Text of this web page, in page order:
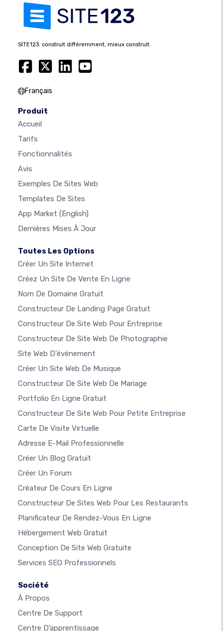
SITE123: construit différemment, mieux construit.
Français
Produit
Accueil
Tarifs
Fonctionnalités
Avis
Exemples De Sites Web
Templates De Sites
App Market (English)
Dernières Mises À Jour
Toutes Les Options
Créer Un Site Internet
Créez Un Site De Vente En Ligne
Nom De Domaine Gratuit
Constructeur De Landing Page Gratuit
Constructeur De Site Web Pour Entreprise
Constructeur De Site Web De Photographie
Site Web D'événement
Créer Un Site Web De Musique
Constructeur De Site Web De Mariage
Portfolio En Ligne Gratuit
Constructeur De Site Web Pour Petite Entreprise
Carte De Visite Virtuelle
Adresse E-Mail Professionnelle
Créer Un Blog Gratuit
Créer Un Forum
Créateur De Cours En Ligne
Constructeur De Sites Web Pour Les Restaurants
Planificateur De Rendez-Vous En Ligne
Hébergement Web Gratuit
Conception De Site Web Gratuite
Services SEO Professionnels
Société
À Propos
Centre De Support
Centre D’apprentissage